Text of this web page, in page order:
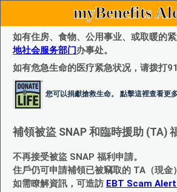
myBenefits
如有住房、食物、公用事业、或取暖的
地社会服务部门办事处。
如有危急生命的医疗紧急状况，请拨打
您可以捐獻搶救生命。 點擊這裡查看更
補領被盜 SNAP 和臨時援助 (TA)
不再接受被盜 SNAP 福利申請。
住戶仍可申請補領已被竊取的 TA（現金
如需瞭解資訊，可造訪 EBT Scam Alert